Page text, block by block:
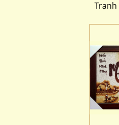
Tranh